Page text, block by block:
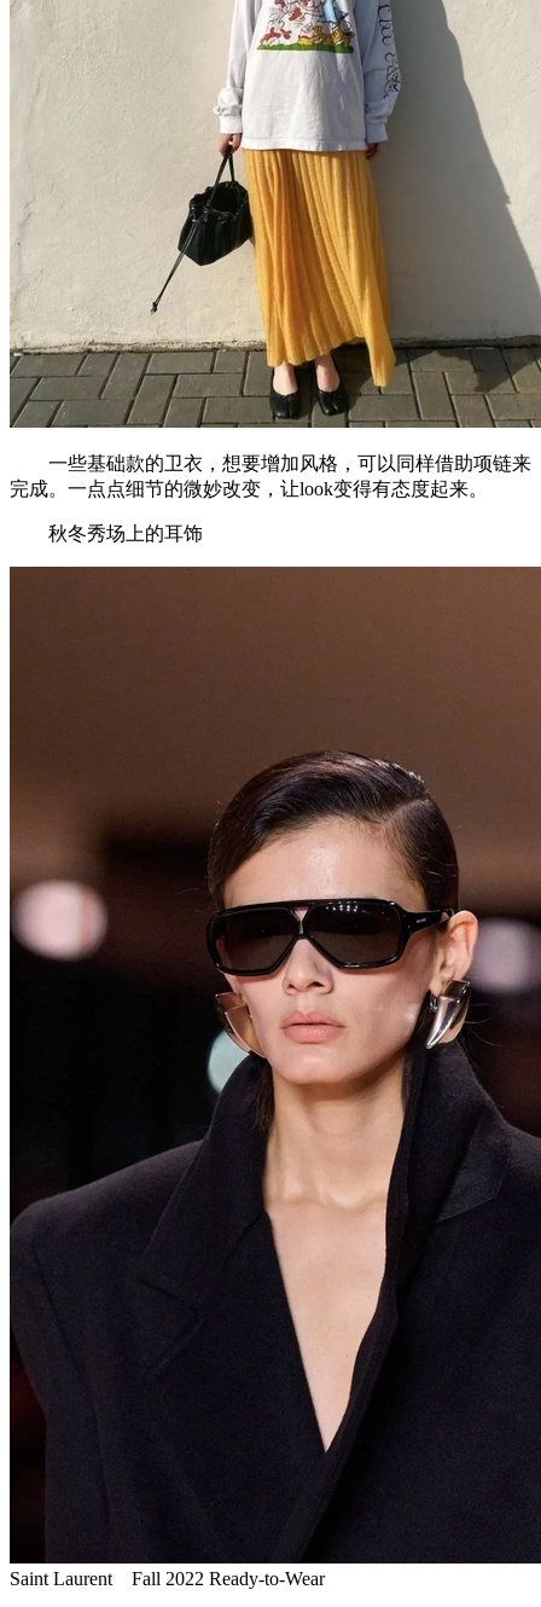
一些基础款的卫衣，想要增加风格，可以同样借助项链来
完成。一点点细节的微妙改变，让look变得有态度起来。
秋冬秀场上的耳饰
Saint Laurent Fall 2022 Ready-to-Wear